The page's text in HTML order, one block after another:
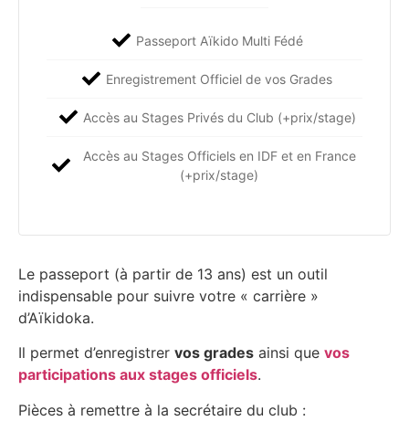
Passeport Aïkido Multi Fédé
Enregistrement Officiel de vos Grades
Accès au Stages Privés du Club (+prix/stage)
Accès au Stages Officiels en IDF et en France
(+prix/stage)
Le passeport (à partir de 13 ans) est un outil
indispensable pour suivre votre « carrière »
d’Aïkidoka.
Il permet d’enregistrer vos grades ainsi que vos
participations aux stages officiels.
Pièces à remettre à la secrétaire du club :